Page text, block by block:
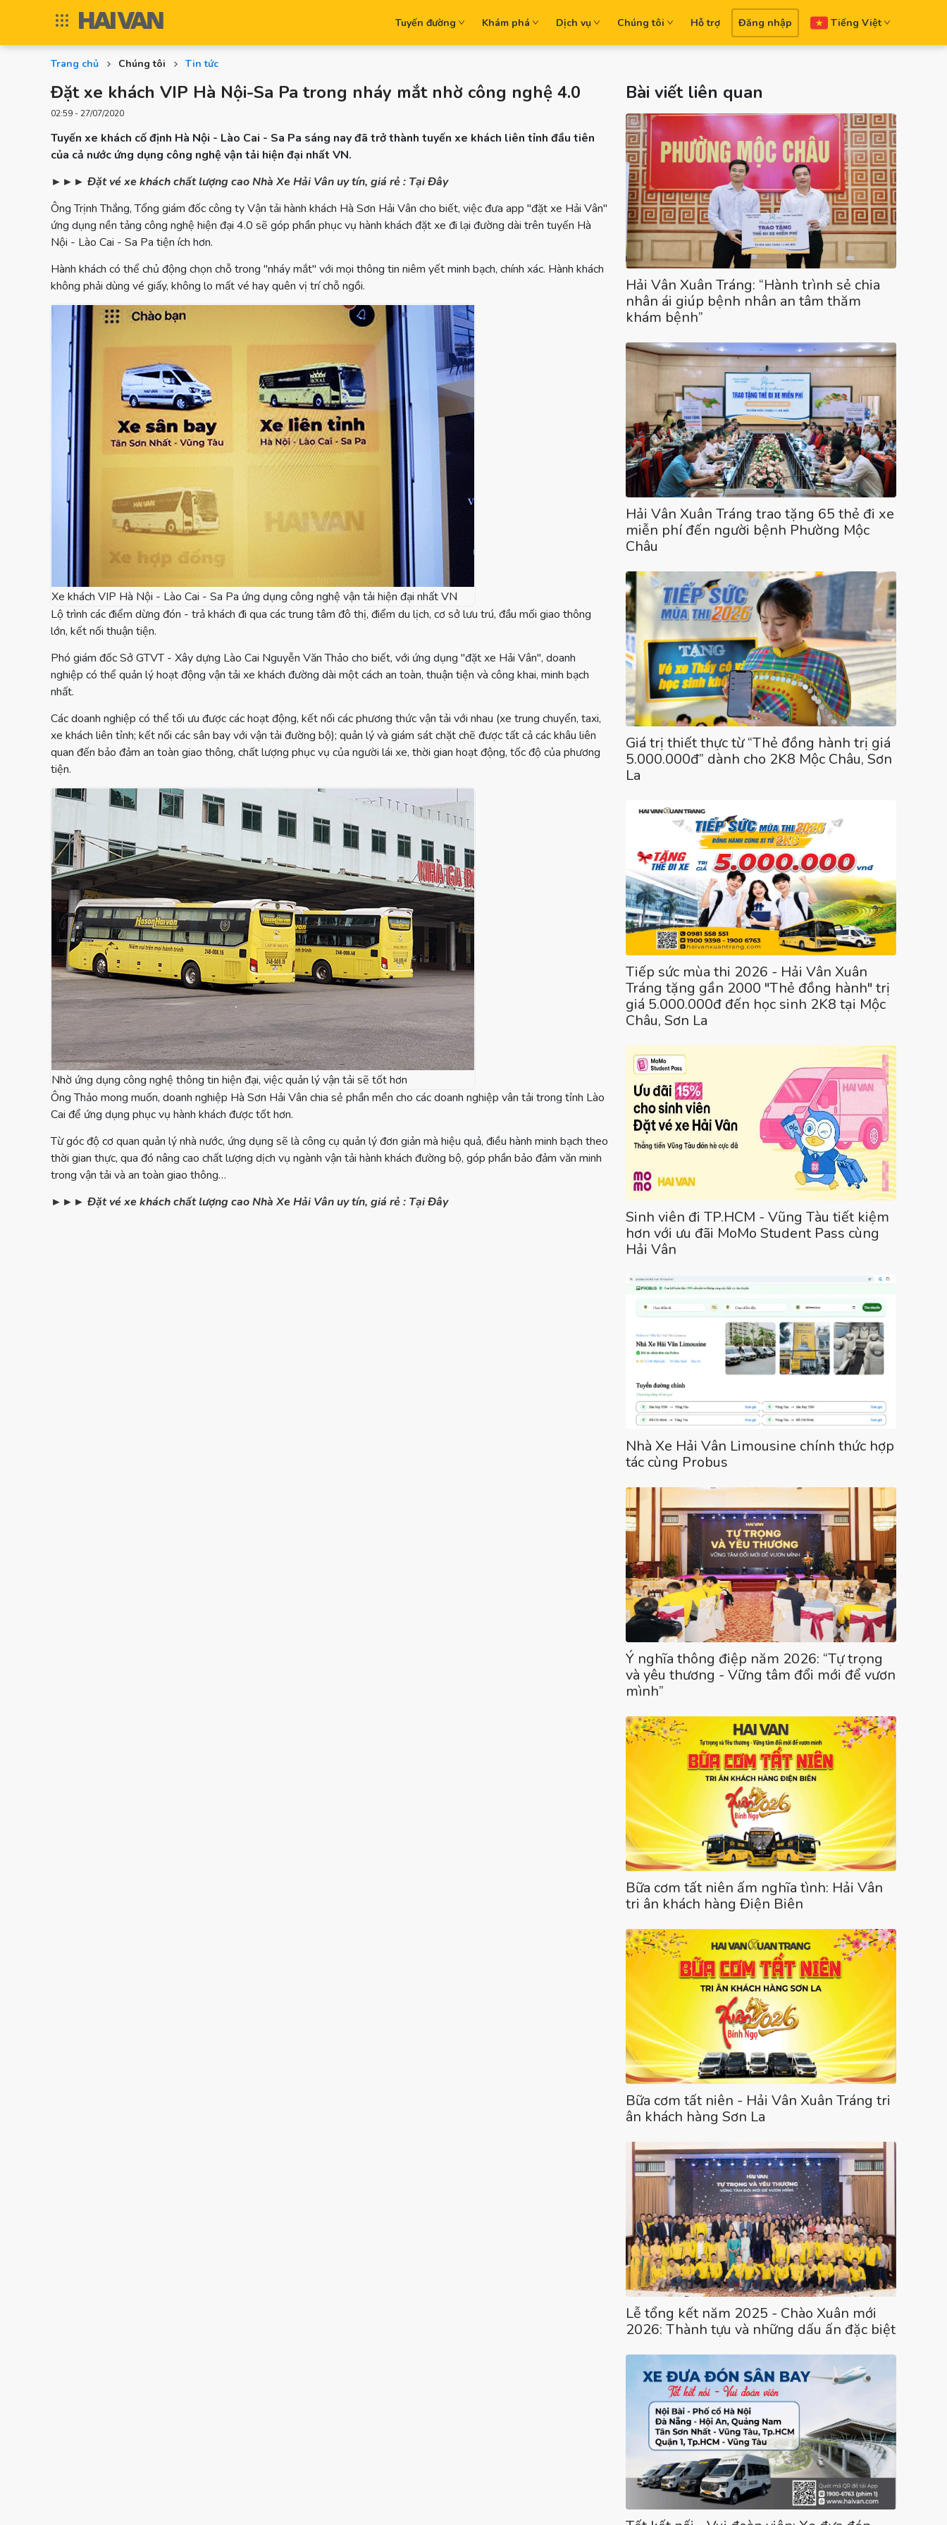
Tuyến đường Khám phá Dịch vụ Chúng tôi Hỗ trợ Đăng nhập Tiếng Việt
Trang chủ Chúng tôi Tin tức
Đặt xe khách VIP Hà Nội-Sa Pa trong nháy mắt nhờ công nghệ 4.0
02:59 - 27/07/2020
Tuyến xe khách cố định Hà Nội - Lào Cai - Sa Pa sáng nay đã trở thành tuyến xe khách liên tỉnh đầu tiên
của cả nước ứng dụng công nghệ vận tải hiện đại nhất VN.
►►► Đặt vé xe khách chất lượng cao Nhà Xe Hải Vân uy tín, giá rẻ : Tại Đây
Ông Trịnh Thắng, Tổng giám đốc công ty Vận tải hành khách Hà Sơn Hải Vân cho biết, việc đưa app "đặt xe Hải Vân"
ứng dụng nền tảng công nghệ hiện đại 4.0 sẽ góp phần phục vụ hành khách đặt xe đi lại đường dài trên tuyến Hà
Nội - Lào Cai - Sa Pa tiện ích hơn.
Hành khách có thể chủ động chọn chỗ trong "nháy mắt" với mọi thông tin niêm yết minh bạch, chính xác. Hành khách
không phải dùng vé giấy, không lo mất vé hay quên vị trí chỗ ngồi.
Xe khách VIP Hà Nội - Lào Cai - Sa Pa ứng dụng công nghệ vận tải hiện đại nhất VN
Lộ trình các điểm dừng đón - trả khách đi qua các trung tâm đô thị, điểm du lịch, cơ sở lưu trú, đầu mối giao thông
lớn, kết nối thuận tiện.
Phó giám đốc Sở GTVT - Xây dựng Lào Cai Nguyễn Văn Thảo cho biết, với ứng dụng "đặt xe Hải Vân", doanh
nghiệp có thể quản lý hoạt động vận tải xe khách đường dài một cách an toàn, thuận tiện và công khai, minh bạch
nhất.
Các doanh nghiệp có thể tối ưu được các hoạt động, kết nối các phương thức vận tải với nhau (xe trung chuyển, taxi,
xe khách liên tỉnh; kết nối các sân bay với vận tải đường bộ); quản lý và giám sát chặt chẽ được tất cả các khâu liên
quan đến bảo đảm an toàn giao thông, chất lượng phục vụ của người lái xe, thời gian hoạt động, tốc độ của phương
tiện.
Nhờ ứng dụng công nghệ thông tin hiện đại, việc quản lý vận tải sẽ tốt hơn
Ông Thảo mong muốn, doanh nghiệp Hà Sơn Hải Vân chia sẻ phần mền cho các doanh nghiệp vân tải trong tỉnh Lào
Cai để ứng dụng phục vụ hành khách được tốt hơn.
Từ góc độ cơ quan quản lý nhà nước, ứng dụng sẽ là công cụ quản lý đơn giản mà hiệu quả, điều hành minh bạch theo
thời gian thực, qua đó nâng cao chất lượng dịch vụ ngành vận tải hành khách đường bộ, góp phần bảo đảm văn minh
trong vận tải và an toàn giao thông…
►►► Đặt vé xe khách chất lượng cao Nhà Xe Hải Vân uy tín, giá rẻ : Tại Đây
Bài viết liên quan
Hải Vân Xuân Tráng: “Hành trình sẻ chia
nhân ái giúp bệnh nhân an tâm thăm
khám bệnh”
Hải Vân Xuân Tráng trao tặng 65 thẻ đi xe
miễn phí đến người bệnh Phường Mộc
Châu
Giá trị thiết thực từ “Thẻ đồng hành trị giá
5.000.000đ” dành cho 2K8 Mộc Châu, Sơn
La
Tiếp sức mùa thi 2026 - Hải Vân Xuân
Tráng tặng gần 2000 "Thẻ đồng hành" trị
giá 5.000.000đ đến học sinh 2K8 tại Mộc
Châu, Sơn La
Sinh viên đi TP.HCM - Vũng Tàu tiết kiệm
hơn với ưu đãi MoMo Student Pass cùng
Hải Vân
Nhà Xe Hải Vân Limousine chính thức hợp
tác cùng Probus
Ý nghĩa thông điệp năm 2026: “Tự trọng
và yêu thương - Vững tâm đổi mới để vươn
mình”
Bữa cơm tất niên ấm nghĩa tình: Hải Vân
tri ân khách hàng Điện Biên
Bữa cơm tất niên - Hải Vân Xuân Tráng tri
ân khách hàng Sơn La
Lễ tổng kết năm 2025 - Chào Xuân mới
2026: Thành tựu và những dấu ấn đặc biệt